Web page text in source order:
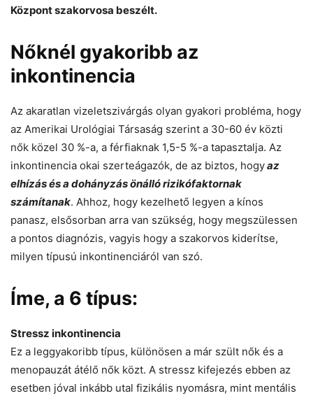
Központ szakorvosa beszélt.
Nőknél gyakoribb az
inkontinencia
Az akaratlan vizeletszivárgás olyan gyakori probléma, hogy
az Amerikai Urológiai Társaság szerint a 30-60 év közti
nők közel 30 %-a, a férfiaknak 1,5-5 %-a tapasztalja. Az
inkontinencia okai szerteágazók, de az biztos, hogyaz
elhízás és a dohányzás önálló rizikófaktornak
számítanak. Ahhoz, hogy kezelhető legyen a kínos
panasz, elsősorban arra van szükség, hogy megszülessen
a pontos diagnózis, vagyis hogy a szakorvos kiderítse,
milyen típusú inkontinenciáról van szó.
Íme, a 6 típus:
Stressz inkontinencia
Ez a leggyakoribb típus, különösen a már szült nők és a
menopauzát átélő nők közt. A stressz kifejezés ebben az
esetben jóval inkább utal fizikális nyomásra, mint mentális